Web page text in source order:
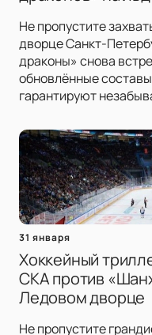
Не пропустите
дворце Санкт-
драконы» снова
обновлённые
гарантируют
31 января
Хоккейный
СКА против
Ледовом дворце
Не пропустите